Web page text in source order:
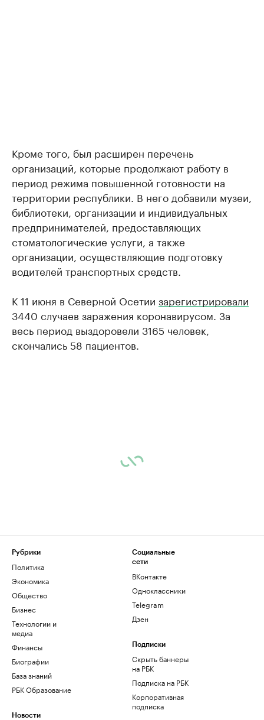
Кроме того, был расширен перечень
организаций, которые продолжают работу в
период режима повышенной готовности на
территории республики. В него добавили музеи,
библиотеки, организации и индивидуальных
предпринимателей, предоставляющих
стоматологические услуги, а также
организации, осуществляющие подготовку
водителей транспортных средств.
К 11 июня в Северной Осетии зарегистрировали
3440 случаев заражения коронавирусом. За
весь период выздоровели 3165 человек,
скончались 58 пациентов.
Рубрики
Политика
Экономика
Общество
Бизнес
Технологии и
медиа
Финансы
Биографии
База знаний
РБК Образование
Новости
Социальные
сети
ВКонтакте
Одноклассники
Telegram
Дзен
Подписки
Скрыть баннеры
на РБК
Подписка на РБК
Корпоративная
подписка